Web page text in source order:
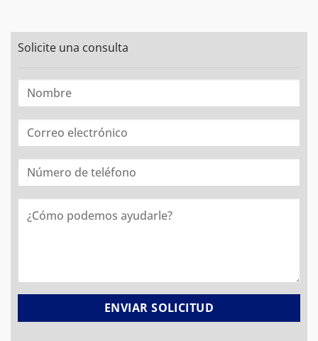
Solicite una consulta